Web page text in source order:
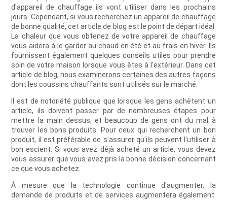
d'appareil de chauffage ils vont utiliser dans les prochains
jours. Cependant, si vous recherchez un appareil de chauffage
de bonne qualité, cet article de blog est le point de départ idéal.
La chaleur que vous obtenez de votre appareil de chauffage
vous aidera à le garder au chaud en été et au frais en hiver. Ils
fournissent également quelques conseils utiles pour prendre
soin de votre maison lorsque vous êtes à l'extérieur. Dans cet
article de blog, nous examinerons certaines des autres façons
dont les coussins chauffants sont utilisés sur le marché.
Il est de notoriété publique que lorsque les gens achètent un
article, ils doivent passer par de nombreuses étapes pour
mettre la main dessus, et beaucoup de gens ont du mal à
trouver les bons produits. Pour ceux qui recherchent un bon
produit, il est préférable de s'assurer qu'ils peuvent l'utiliser à
bon escient. Si vous avez déjà acheté un article, vous devez
vous assurer que vous avez pris la bonne décision concernant
ce que vous achetez.
À mesure que la technologie continue d'augmenter, la
demande de produits et de services augmentera également.